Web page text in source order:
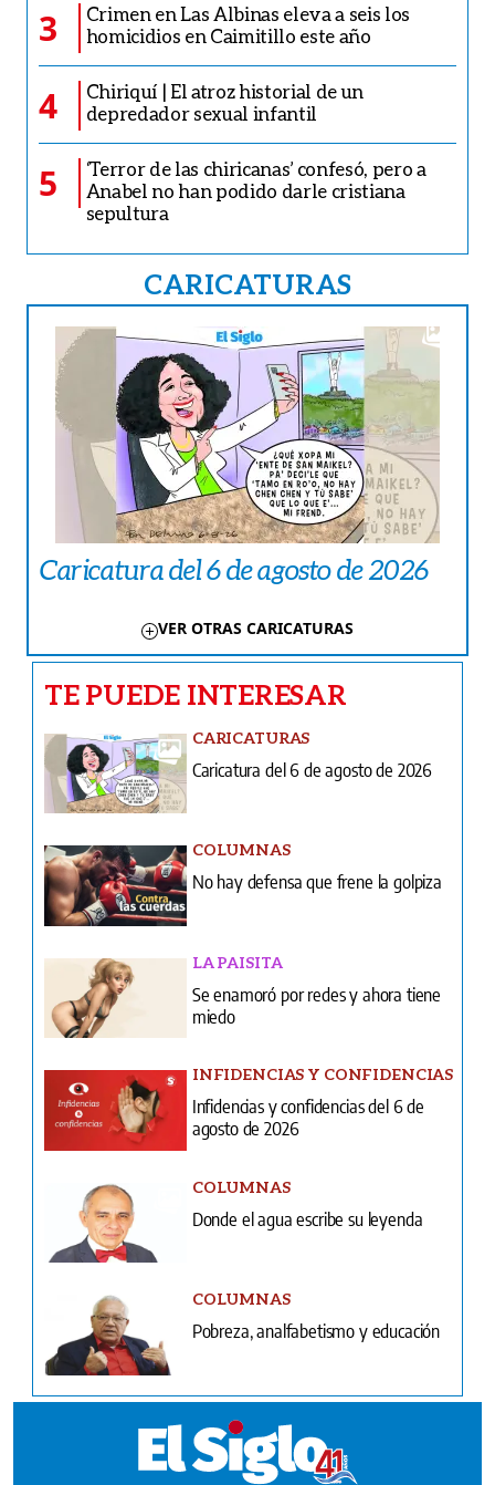
3
Crimen en Las Albinas eleva a seis los
homicidios en Caimitillo este año
4
Chiriquí | El atroz historial de un
depredador sexual infantil
5
‘Terror de las chiricanas’ confesó, pero a
Anabel no han podido darle cristiana
sepultura
CARICATURAS
Caricatura del 6 de agosto de 2026
VER OTRAS CARICATURAS
TE PUEDE INTERESAR
CARICATURAS
Caricatura del 6 de agosto de 2026
COLUMNAS
No hay defensa que frene la golpiza
LA PAISITA
Se enamoró por redes y ahora tiene
miedo
INFIDENCIAS Y CONFIDENCIAS
Infidencias y confidencias del 6 de
agosto de 2026
COLUMNAS
Donde el agua escribe su leyenda
COLUMNAS
Pobreza, analfabetismo y educación